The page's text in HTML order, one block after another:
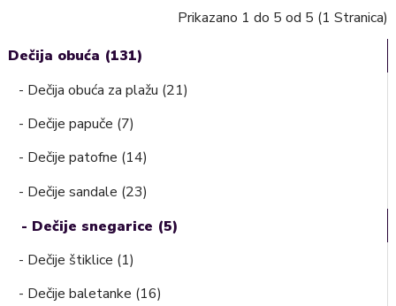
Dečija obuća (131)
- Dečija obuća za plažu (21)
- Dečije papuče (7)
- Dečije patofne (14)
- Dečije sandale (23)
- Dečije snegarice (5)
- Dečije štiklice (1)
- Dečije baletanke (16)
Prikazano 1 do 5 od 5 (1 Stranica)